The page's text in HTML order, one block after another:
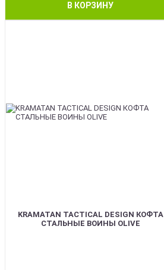
В КОРЗИНУ
KRAMATAN TACTICAL DESIGN КОФТА
СТАЛЬНЫЕ ВОИНЫ OLIVE